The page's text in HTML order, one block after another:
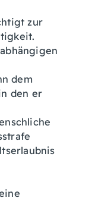
zur
dem
den er